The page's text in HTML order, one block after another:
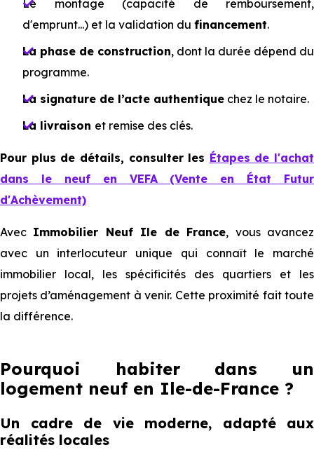
Le montage (capacité de remboursement,
d'emprunt...) et la validation du financement.
La phase de construction, dont la durée dépend du
programme.
La signature de l’acte authentique chez le notaire.
La livraison et remise des clés.
Pour plus de détails, consulter les Étapes de l'achat
dans le neuf en VEFA (Vente en État Futur
d'Achèvement)
Avec Immobilier Neuf Ile de France, vous avancez
avec un interlocuteur unique qui connaît le marché
immobilier local, les spécificités des quartiers et les
projets d’aménagement à venir. Cette proximité fait toute
la différence.
Pourquoi habiter dans un
logement neuf en Ile-de-France ?
Un cadre de vie moderne, adapté aux
réalités locales